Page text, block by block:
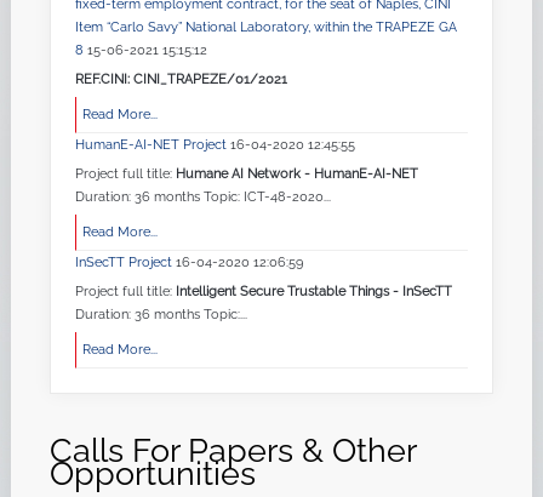
fixed-term employment contract, for the seat of Naples, CINI
Item “Carlo Savy” National Laboratory, within the TRAPEZE GA
8 15-06-2021 15:15:12
REF.CINI: CINI_TRAPEZE/01/2021
Read More...
HumanE-AI-NET Project 16-04-2020 12:45:55
Project full title: Humane AI Network - HumanE-AI-NET
Duration: 36 months Topic: ICT-48-2020...
Read More...
InSecTT Project 16-04-2020 12:06:59
Project full title: Intelligent Secure Trustable Things - InSecTT
Duration: 36 months Topic:...
Read More...
Calls For Papers & Other
Opportunities